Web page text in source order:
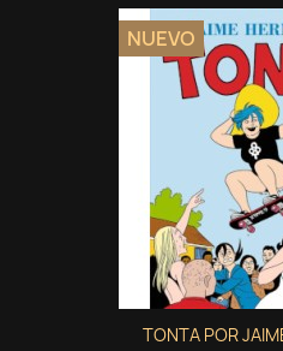
TONTA POR
NUEVO